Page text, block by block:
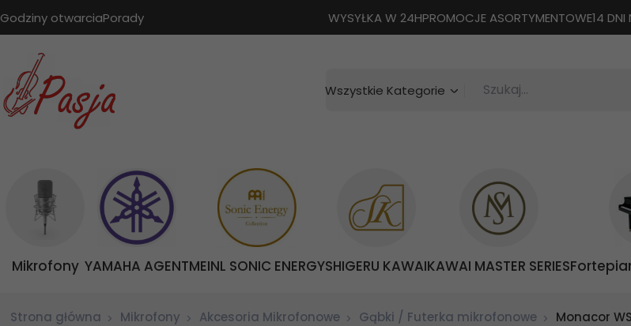
Godziny otwarciaPorady WYSYŁKA W 24HPROMOCJE ASORTYMENTOWE14 DNI
categories_searcher
Wszystkie Kategorie Szukaj...
Mikrofony YAMAHA AGENTMEINL SONIC ENERGYSHIGERU KAWAIKAWAI MASTER SERIES
Strona główna Mikrofony Akcesoria Mikrofonowe Gąbki / Futerka mikrofonowe Monacor